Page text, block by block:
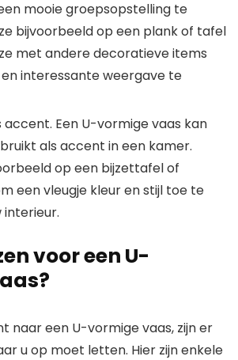
​​mooie groepsopstelling te
bijvoorbeeld op een plank of tafel
met andere decoratieve items
interessante weergave te
accent. Een U-vormige vaas kan
als accent in een kamer.
op een bijzettafel of
een ​​vleugje kleur en stijl toe te
interieur.
voor een U-
naar een U-vormige vaas, zijn er
u op moet letten. Hier zijn enkele